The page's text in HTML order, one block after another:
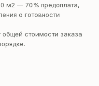
м2 — 70% предоплата,
о готовности
стоимости заказа